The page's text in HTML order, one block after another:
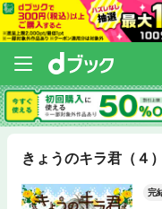
きょうのキラ君（４）
完